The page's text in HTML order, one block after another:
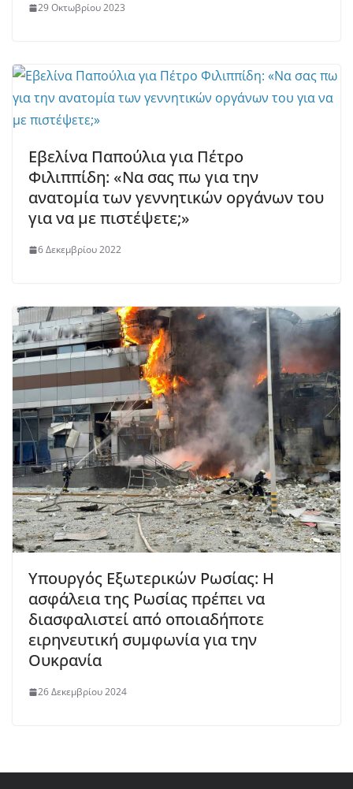
29 Οκτωβρίου 2023
Εβελίνα Παπούλια για Πέτρο
Φιλιππίδη: «Να σας πω για την
ανατομία των γεννητικών οργάνων του
για να με πιστέψετε;»
6 Δεκεμβρίου 2022
Υπουργός Εξωτερικών Ρωσίας: Η
ασφάλεια της Ρωσίας πρέπει να
διασφαλιστεί από οποιαδήποτε
ειρηνευτική συμφωνία για την
Ουκρανία
26 Δεκεμβρίου 2024